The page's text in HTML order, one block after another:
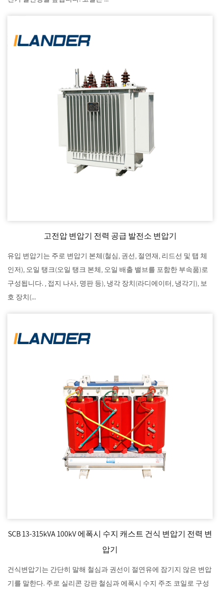
고전압 변압기 전력 공급 발전소 변압기
유입 변압기는 주로 변압기 본체(철심, 권선, 절연재, 리드선 및 탭 체
인저), 오일 탱크(오일 탱크 본체, 오일 배출 밸브를 포함한 부속품)로
구성됩니다. , 접지 나사, 명판 등), 냉각 장치(라디에이터, 냉각기), 보
호 장치(...
SCB 13-315kVA 100kV 에폭시 수지 캐스트 건식 변압기 전력 변
압기
건식변압기는 간단히 말해 철심과 권선이 절연유에 잠기지 않은 변압
기를 말한다. 주로 실리콘 강판 철심과 에폭시 수지 주조 코일로 구성